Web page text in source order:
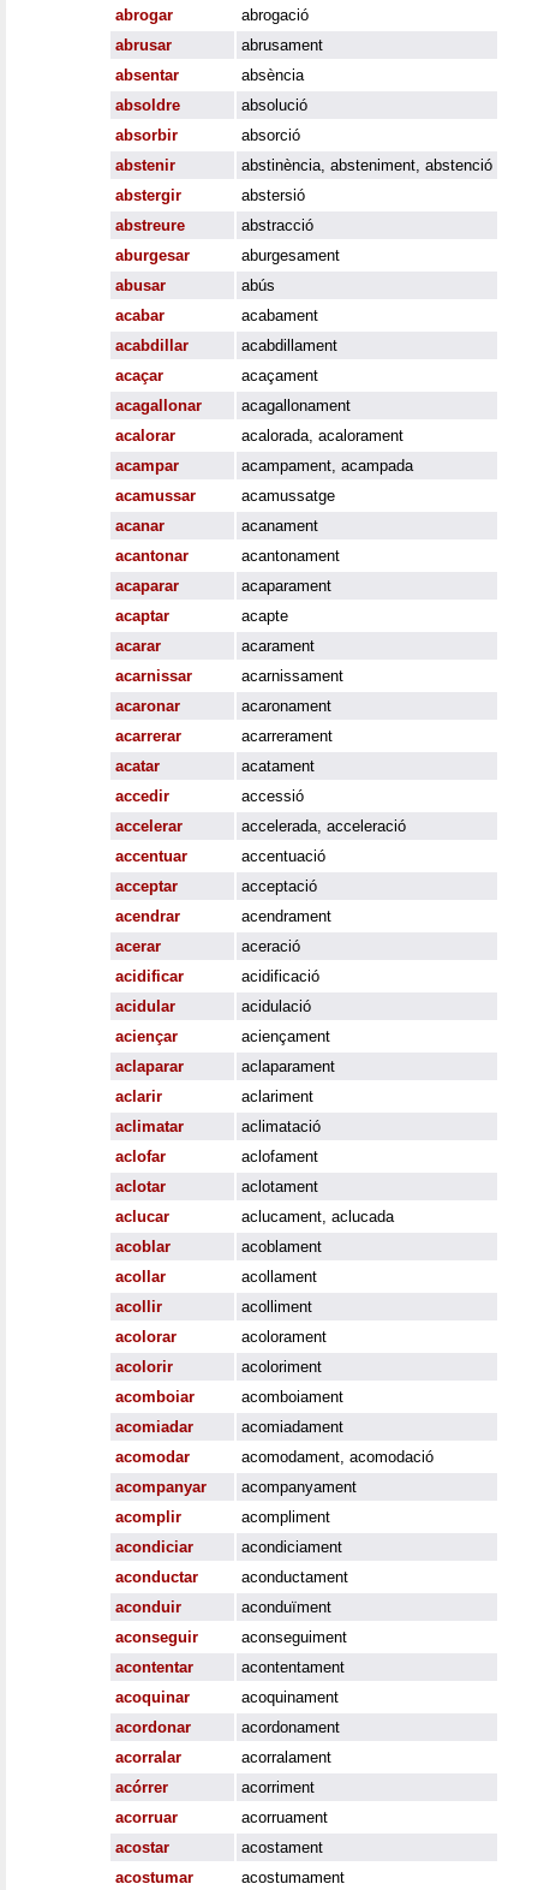
abrogar
abrogació
abrusar
abrusament
absentar
absència
absoldre
absolució
absorbir
absorció
abstenir
abstinència, absteniment, abstenció
abstergir
abstersió
abstreure
abstracció
aburgesar
aburgesament
abusar
abús
acabar
acabament
acabdillar
acabdillament
acaçar
acaçament
acagallonar
acagallonament
acalorar
acalorada, acalorament
acampar
acampament, acampada
acamussar
acamussatge
acanar
acanament
acantonar
acantonament
acaparar
acaparament
acaptar
acapte
acarar
acarament
acarnissar
acarnissament
acaronar
acaronament
acarrerar
acarrerament
acatar
acatament
accedir
accessió
accelerar
accelerada, acceleració
accentuar
accentuació
acceptar
acceptació
acendrar
acendrament
acerar
aceració
acidificar
acidificació
acidular
acidulació
aciençar
aciençament
aclaparar
aclaparament
aclarir
aclariment
aclimatar
aclimatació
aclofar
aclofament
aclotar
aclotament
aclucar
aclucament, aclucada
acoblar
acoblament
acollar
acollament
acollir
acolliment
acolorar
acolorament
acolorir
acoloriment
acomboiar
acomboiament
acomiadar
acomiadament
acomodar
acomodament, acomodació
acompanyar
acompanyament
acomplir
acompliment
acondiciar
acondiciament
aconductar
aconductament
aconduir
aconduïment
aconseguir
aconseguiment
acontentar
acontentament
acoquinar
acoquinament
acordonar
acordonament
acorralar
acorralament
acórrer
acorriment
acorruar
acorruament
acostar
acostament
acostumar
acostumament